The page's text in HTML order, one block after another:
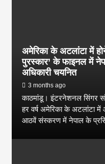
अमेरिका के अटलांटा में
पुरस्कार’ के फाइनल में
अधिकारी चयनित
3 months ago
काठमांडू। इंटरनेशनल सिंगर
हर वर्ष अमेरिका के अटलांटा में
आठवें संस्करण में नेपाल के